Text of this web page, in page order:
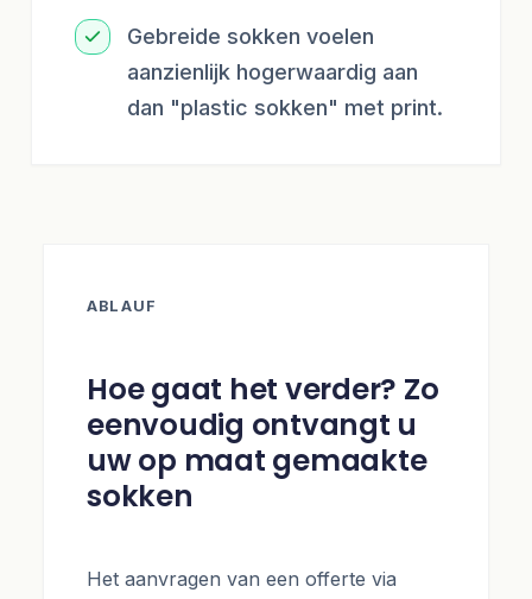
Gebreide sokken voelen
aanzienlijk hogerwaardig aan
dan "plastic sokken" met print.
ABLAUF
Hoe gaat het verder? Zo
eenvoudig ontvangt u
uw op maat gemaakte
sokken
Het aanvragen van een offerte via